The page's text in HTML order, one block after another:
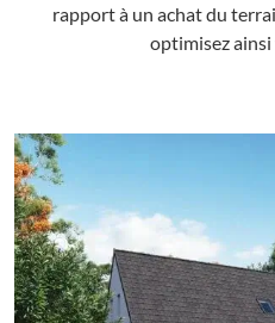
rapport à un achat du
optimisez